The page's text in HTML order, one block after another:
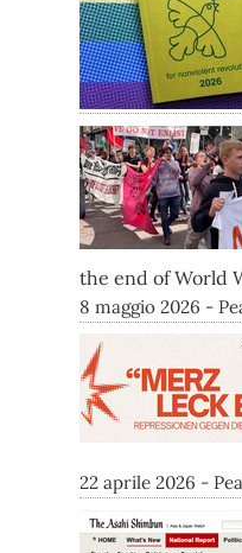
the end of World
8 maggio 2026 -
22 aprile 2026 -